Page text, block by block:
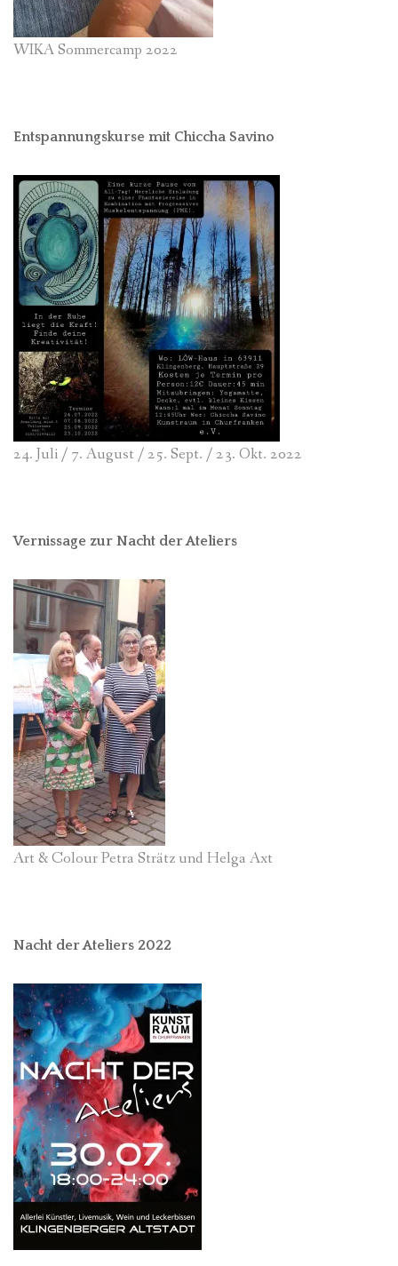
WIKA Sommercamp 2022
Entspannungskurse mit Chiccha Savino
24. Juli / 7. August / 25. Sept. / 23. Okt. 2022
Vernissage zur Nacht der Ateliers
Art & Colour Petra Strätz und Helga Axt
Nacht der Ateliers 2022